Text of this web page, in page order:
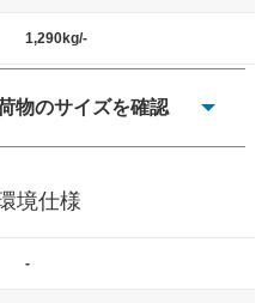
1,290kg/-
物のサイズを確認
というサイズが標準値
境仕様
-